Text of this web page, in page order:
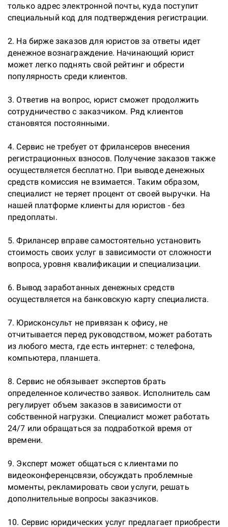
только адрес электронной почты, куда поступит
специальный код для подтверждения регистрации.
2. На бирже заказов для юристов за ответы идет
денежное вознаграждение. Начинающий юрист
может легко поднять свой рейтинг и обрести
популярность среди клиентов.
3. Ответив на вопрос, юрист сможет продолжить
сотрудничество с заказчиком. Ряд клиентов
становятся постоянными.
4. Сервис не требует от фрилансеров внесения
регистрационных взносов. Получение заказов также
осуществляется бесплатно. При выводе денежных
средств комиссия не взимается. Таким образом,
специалист не теряет процент от своей выручки. На
нашей платформе клиенты для юристов - без
предоплаты.
5. Фрилансер вправе самостоятельно установить
стоимость своих услуг в зависимости от сложности
вопроса, уровня квалификации и специализации.
6. Вывод заработанных денежных средств
осуществляется на банковскую карту специалиста.
7. Юрисконсульт не привязан к офису, не
отчитывается перед руководством, может работать
из любого места, где есть интернет: с телефона,
компьютера, планшета.
8. Сервис не обязывает экспертов брать
определенное количество заявок. Исполнитель сам
регулирует объем заказов в зависимости от
собственной нагрузки. Специалист может работать
24/7 или обращаться за подработкой время от
времени.
9. Эксперт может общаться с клиентами по
видеоконференцсвязи, обсуждать проблемные
моменты, рекламировать свои услуги, решать
дополнительные вопросы заказчиков.
10. Сервис юридических услуг предлагает приобрести